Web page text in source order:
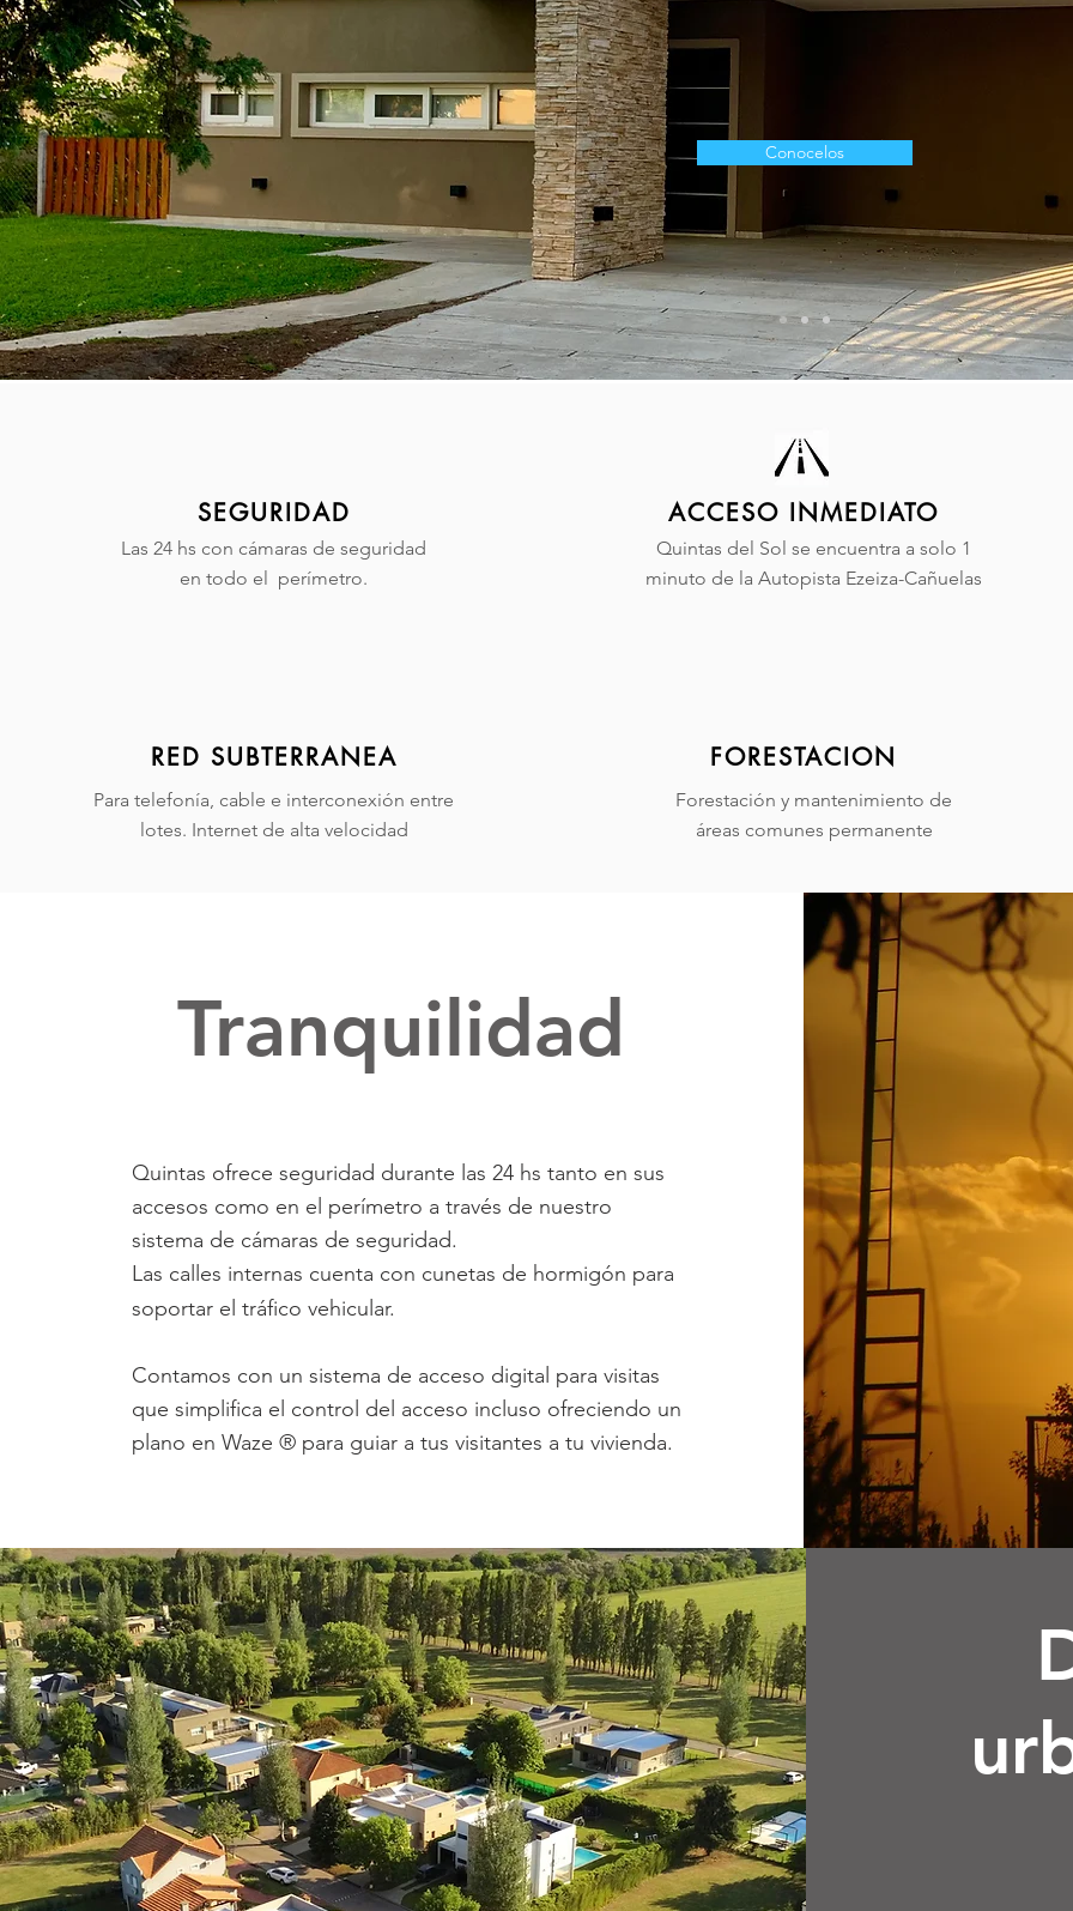
Conocelos
SEGURIDAD
Las 24 hs con cámaras de seguridad
en todo el perímetro.
ACCESO INMEDIATO
Quintas del Sol se encuentra a solo 1
minuto de la Autopista Ezeiza-Cañuelas
RED SUBTERRANEA
Para telefonía, cable e interconexión entre
lotes. Internet de alta velocidad
FORESTACION
Forestación y mantenimiento de
áreas comunes permanente
Tranquilidad
Quintas ofrece seguridad durante las 24 hs tanto en sus
accesos como en el perímetro a través de nuestro
sistema de cámaras de seguridad.
Las calles internas cuenta con cunetas de hormigón para
soportar el tráfico vehicular.
Contamos con un sistema de acceso digital para visitas
que simplifica el control del acceso incluso ofreciendo un
plano en Waze ® para guiar a tus visitantes a tu vivienda.